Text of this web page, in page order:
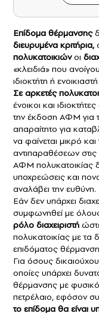
Επίδομα θέρμανσης
διευρυμένα κριτήρια,
πολυκατοικιώνοι
«κλειδιά» που
ιδιοκτήτη ή
Σε αρκετές
ένοικοι και
την έκδοση ΑΦΜ για
απαραίτητο για
να φαίνεται μικρό
αντιπαραθέσεων
ΑΦΜ πολυκατοικίας
υποχρεώσεις και
αναλάβει την ευθύνη.
Εάν δεν υπάρχει
συμφωνηθεί με
ρόλο διαχειριστή
πολυκατοικίας με τα
επιδόματος
Για όσους
οποίες υπάρχει
θέρμανσης με
πετρέλαιο, εφόσον
το επίδομα θα είναι